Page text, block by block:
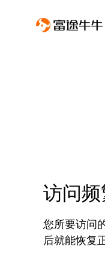
访问
您所要访问
后就能恢复